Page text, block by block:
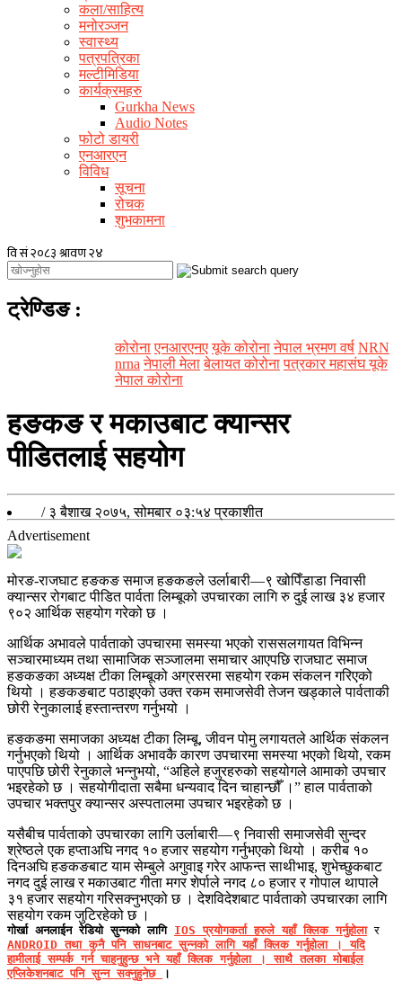
कला/साहित्य
मनोरञ्जन
स्वास्थ्य
पत्रपत्रिका
मल्टीमिडिया
कार्यक्रमहरु
Gurkha News
Audio Notes
फोटो डायरी
एनआरएन
विविध
सूचना
रोचक
शुभकामना
ट्रेण्डिङ :
कोरोना एनआरएनए यूके कोरोना नेपाल भ्रमण वर्ष NRN
nrna नेपाली मेला बेलायत कोरोना पत्रकार महासंघ यूके
नेपाल कोरोना
हङकङ र मकाउबाट क्यान्सर
पीडितलाई सहयोग
/ ३ बैशाख २०७५, सोमबार ०३:५४ प्रकाशीत
Advertisement
मोरङ-राजघाट हङकङ समाज हङकङले उर्लाबारी—९ खोपिँडाडा निवासी
क्यान्सर रोगबाट पीडित पार्वता लिम्बूको उपचारका लागि रु दुई लाख ३४ हजार
९०२ आर्थिक सहयोग गरेको छ ।
आर्थिक अभावले पार्वताको उपचारमा समस्या भएको राससलगायत विभिन्न
सञ्चारमाध्यम तथा सामाजिक सञ्जालमा समाचार आएपछि राजघाट समाज
हङकङका अध्यक्ष टीका लिम्बूको अग्रसरमा सहयोग रकम संकलन गरिएको
थियो । हङकङबाट पठाइएको उक्त रकम समाजसेवी तेजन खड्काले पार्वताकी
छोरी रेनुकालाई हस्तान्तरण गर्नुभयो ।
हङकङमा समाजका अध्यक्ष टीका लिम्बू, जीवन पोमु लगायतले आर्थिक संकलन
गर्नुभएको थियो । आर्थिक अभावकै कारण उपचारमा समस्या भएको थियो, रकम
पाएपछि छोरी रेनुकाले भन्नुभयो, “अहिले हजुरहरुको सहयोगले आमाको उपचार
भइरहेको छ । सहयोगीदाता सबैमा धन्यवाद दिन चाहान्छौँ ।” हाल पार्वताको
उपचार भक्तपुर क्यान्सर अस्पतालमा उपचार भइरहेको छ ।
यसैबीच पार्वताको उपचारका लागि उर्लाबारी—९ निवासी समाजसेवी सुन्दर
श्रेष्ठले एक हप्ताअघि नगद १० हजार सहयोग गर्नुभएको थियो । करीब १०
दिनअघि हङकङबाट याम सेम्बुले अगुवाइ गरेर आफन्त साथीभाइ, शुभेच्छुकबाट
नगद दुई लाख र मकाउबाट गीता मगर शेर्पाले नगद ८० हजार र गोपाल थापाले
३१ हजार सहयोग गरिसक्नुभएको छ । देशविदेशबाट पार्वताको उपचारका लागि
सहयोग रकम जुटिरहेको छ ।
गोर्खा अनलाईन रेडियो सुन्नको लागि IOS प्रयोगकर्ता हरुले यहाँ क्लिक गर्नुहोलार
ANDROID तथा कुनै पनि साधनबाट सुन्नको लागि यहाँ क्लिक गर्नुहोला । यदि
हामीलाई सम्पर्क गर्न चाहनुहुन्छ भनेयहाँ क्लिक गर्नुहोला । साथै तलका मोबाईल
एप्लिकेशनबाट पनि सुन्न सक्नुहुनेछ
।